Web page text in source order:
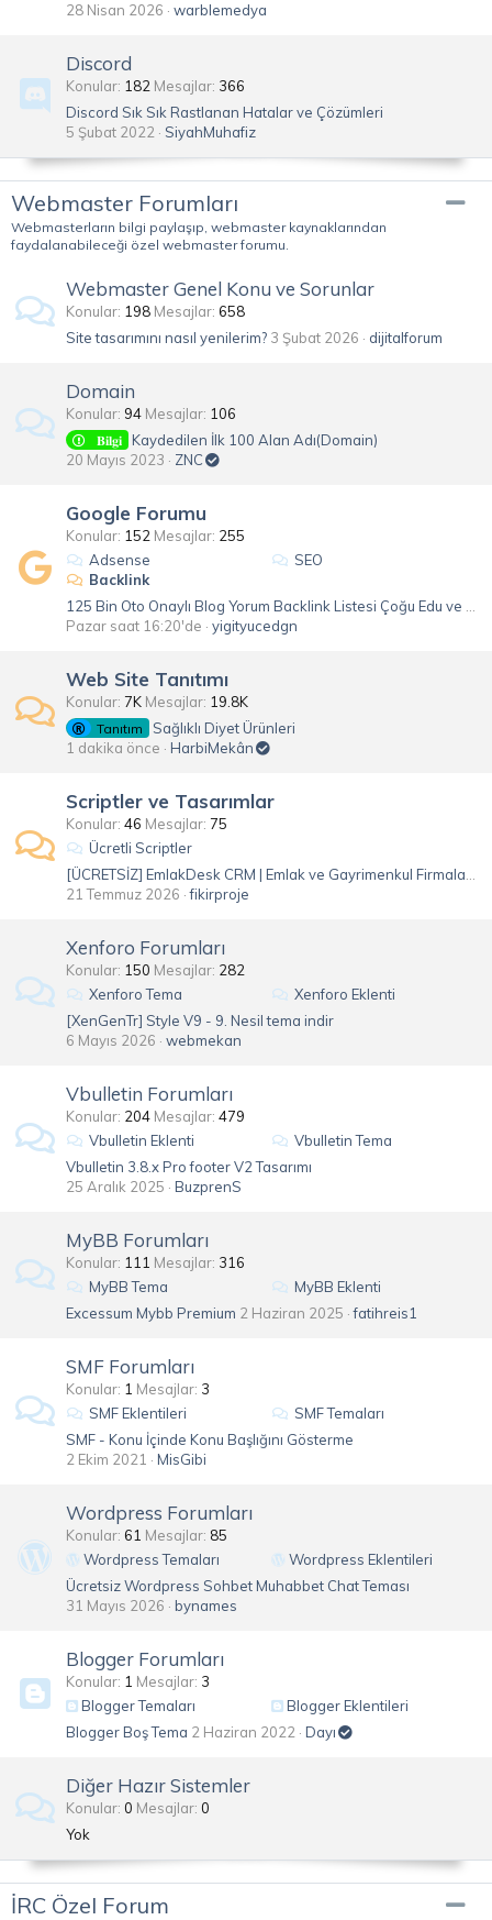
28 Nisan 2026 warblemedya
Discord
Konular 182 Mesajlar 366
Discord Sık Sık Rastlanan Hatalar ve Çözümleri
5 Şubat 2022
SiyahMuhafiz
Webmaster Forumları
Webmasterların bilgi paylaşıp, webmaster kaynaklarından
faydalanabileceği özel webmaster forumu.
Webmaster Genel Konu ve Sorunlar
Konular 198 Mesajlar 658
Site tasarımını nasıl yenilerim? 3 Şubat 2026 dijitalforum
Domain
Konular 94 Mesajlar 106
𝐁𝐢𝐥𝐠𝐢 Kaydedilen İlk 100 Alan Adı(Domain)
20 Mayıs 2023
ZNC
Google Forumu
Konular 152 Mesajlar 255
Adsense
SEO
Backlink
Pazar saat 16:20'de
yigityucedgn
Web Site Tanıtımı
Konular 7K Mesajlar 19.8K
Tanıtım
Sağlıklı Diyet Ürünleri
1 dakika önce
HarbiMekân
Scriptler ve Tasarımlar
Konular 46 Mesajlar 75
Ücretli Scriptler
21 Temmuz 2026
fikirproje
Xenforo Forumları
Konular 150 Mesajlar 282
Xenforo Tema
Xenforo Eklenti
[XenGenTr] Style V9 - 9. Nesil tema indir
6 Mayıs 2026
webmekan
Vbulletin Forumları
Konular 204 Mesajlar 479
Vbulletin Eklenti
Vbulletin Tema
Vbulletin 3.8.x Pro footer V2 Tasarımı
25 Aralık 2025
BuzprenS
MyBB Forumları
Konular 111 Mesajlar 316
MyBB Tema
MyBB Eklenti
Excessum Mybb Premium 2 Haziran 2025 fatihreis1
SMF Forumları
Konular 1 Mesajlar 3
SMF Eklentileri
SMF Temaları
SMF - Konu İçinde Konu Başlığını Gösterme
2 Ekim 2021
MisGibi
Wordpress Forumları
Konular 61 Mesajlar 85
Wordpress Temaları
Wordpress Eklentileri
Ücretsiz Wordpress Sohbet Muhabbet Chat Teması
31 Mayıs 2026
bynames
Blogger Forumları
Konular 1 Mesajlar 3
Blogger Temaları
Blogger Eklentileri
Blogger Boş Tema 2 Haziran 2022 Dayı
Diğer Hazır Sistemler
Konular 0 Mesajlar 0
Yok
İRC Özel Forum